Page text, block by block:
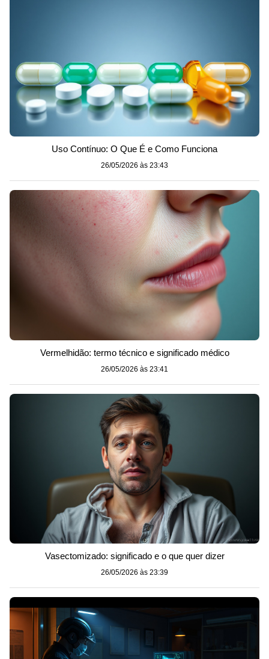
Uso Contínuo: O Que É e Como Funciona
26/05/2026 às 23:43
Vermelhidão: termo técnico e significado médico
26/05/2026 às 23:41
Vasectomizado: significado e o que quer dizer
26/05/2026 às 23:39